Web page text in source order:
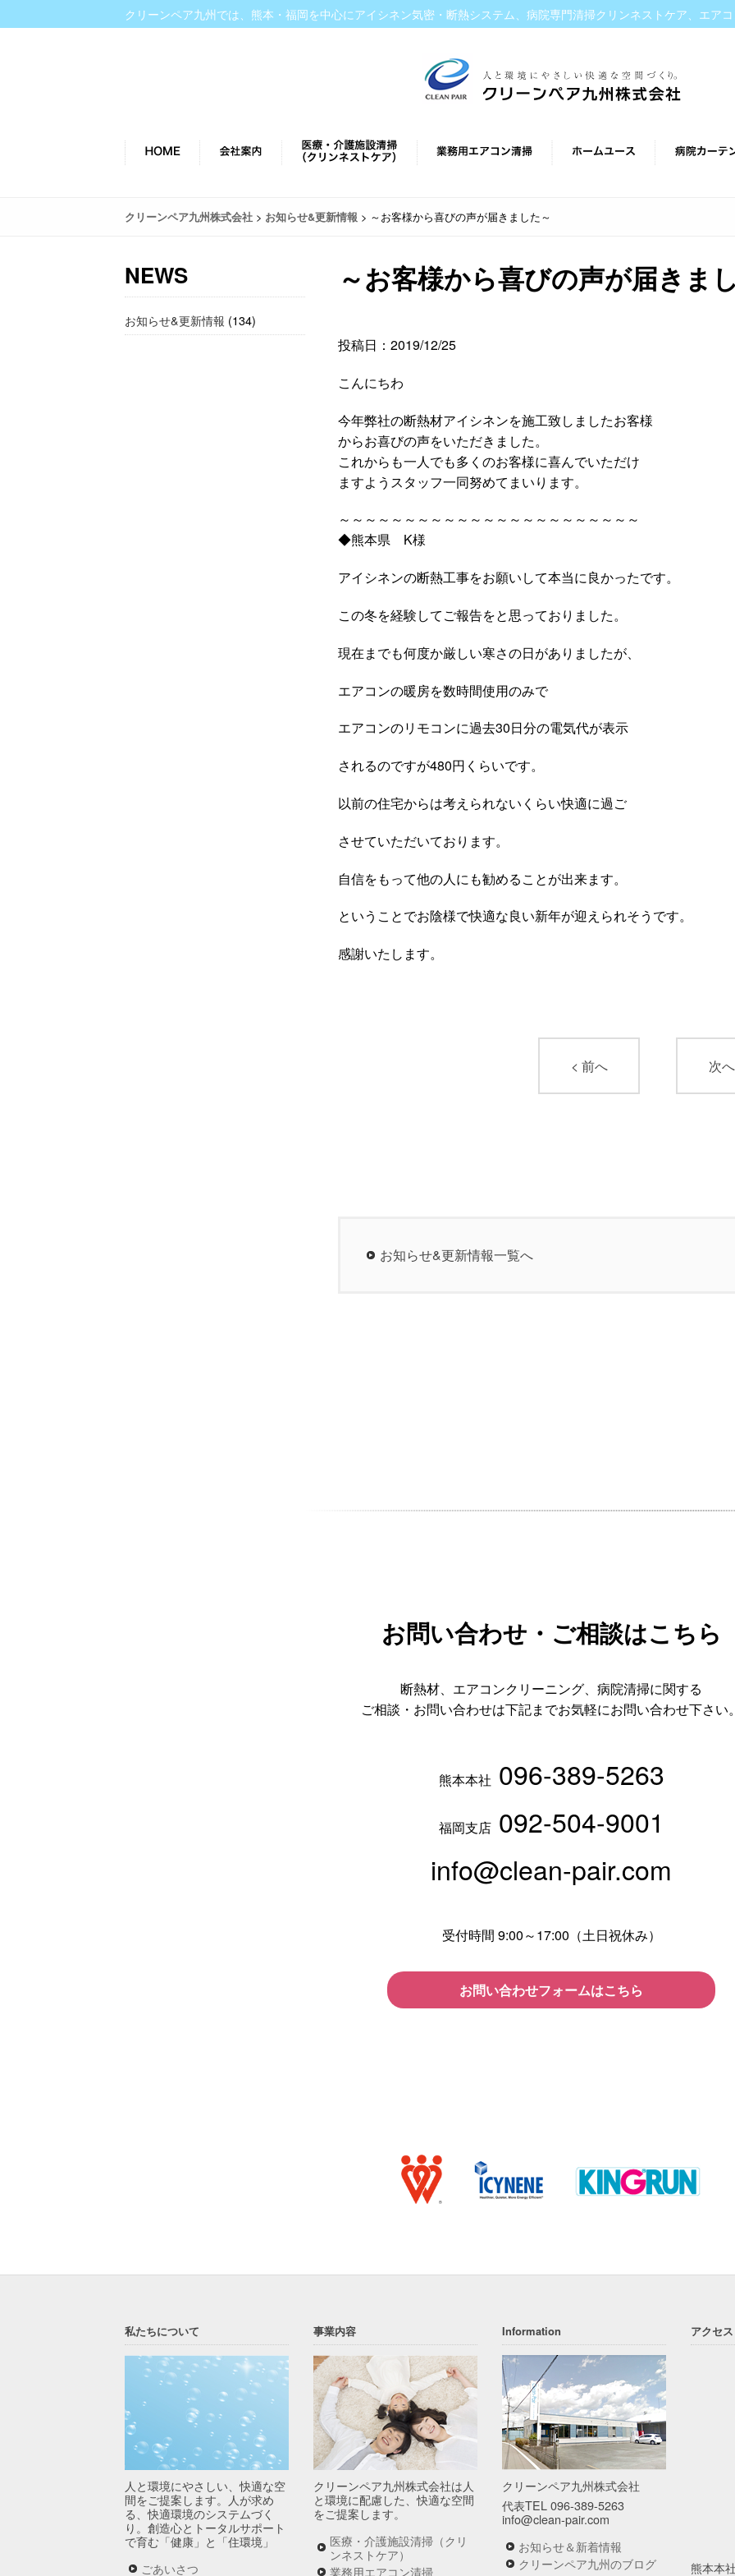
クリーンペア九州では、熊本・福岡を中心にアイシネン気密・断熱システム、病院専門清掃クリンネストケア、エア
クリーンペア九州株式会社 > お知らせ&更新情報 > ～お客様から喜びの声が届きました～
～お客様から喜びの声が届きま
投稿日：2019/12/25
こんにちわ
今年弊社の断熱材アイシネンを施工致しましたお客様
からお喜びの声をいただきました。
これからも一人でも多くのお客様に喜んでいただけ
ますようスタッフ一同努めてまいります。
～～～～～～～～～～～～～～～～～～～～～～～
◆熊本県 K様
アイシネンの断熱工事をお願いして本当に良かったです。
この冬を経験してご報告をと思っておりました。
現在までも何度か厳しい寒さの日がありましたが、
エアコンの暖房を数時間使用のみで
エアコンのリモコンに過去30日分の電気代が表示
されるのですが480円くらいです。
以前の住宅からは考えられないくらい快適に過ご
させていただいております。
自信をもって他の人にも勧めることが出来ます。
ということでお陰様で快適な良い新年が迎えられそうです。
感謝いたします。
< 前へ 次
お知らせ&更新情報一覧へ
NEWS
お知らせ&更新情報 (134)
お問い合わせ・ご相談はこちら
断熱材、エアコンクリーニング、病院清掃に関する
ご相談・お問い合わせは下記までお気軽にお問い合わせ下さい
熊本本社 096-389-5263
福岡支店 092-504-9001
info@clean-pair.com
受付時間 9:00～17:00（土日祝休み）
お問い合わせフォームはこちら
私たちについて
人と環境にやさしい、快適な空
間をご提案します。人が求め
る、快適環境のシステムづく
り。創造心とトータルサポート
で育む「健康」と「住環境」
ごあいさつ
事業内容
クリーンペア九州株式会社は人
と環境に配慮した、快適な空間
をご提案します。
医療・介護施設清掃（クリ
ンネストケア）
業務用エアコン清掃
Information
クリーンペア九州株式会社
代表TEL 096-389-5263
info@clean-pair.com
お知らせ＆新着情報
クリーンペア九州のブログ
アクセ
熊本本